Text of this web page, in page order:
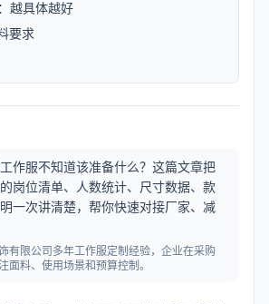
越具体越好
要求
作服不知道该准备什么？这篇文章把
岗位清单、人数统计、尺寸数据、款
一次讲清楚，帮你快速对接厂家、减
有限公司多年工作服定制经验，企业在采购
面料、使用场景和预算控制。